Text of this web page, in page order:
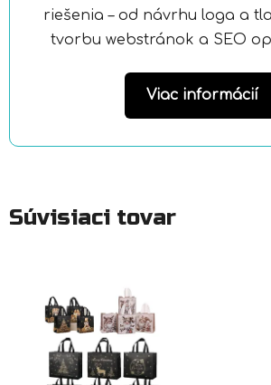
riešenia – od návrhu loga a
tvorbu webstránok a SEO
Viac informácií
Súvisiaci tovar